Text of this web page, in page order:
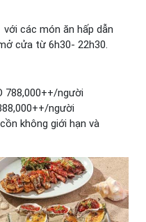
các món ăn hấp dẫn
cửa từ 6h30- 22h30.
788,000++/người
người
không giới hạn và